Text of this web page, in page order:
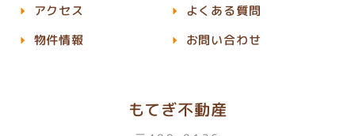
もてぎ不動産
アクセス
物件情報
よくある質問
お問い合わせ